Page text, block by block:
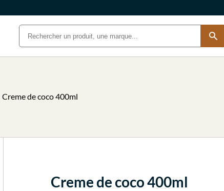
Creme de coco 400ml
Creme de coco 400ml